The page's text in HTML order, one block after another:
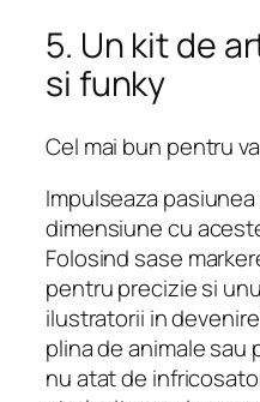
5. Un kit de
si funky
Cel mai bun pentru
Impulseaza
dimensiune cu
Folosind sase
pentru precizie si
ilustratorii in
plina de animale
nu atat de